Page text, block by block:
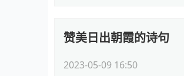
赞美日出朝霞的诗句
2023-05-09 16:50